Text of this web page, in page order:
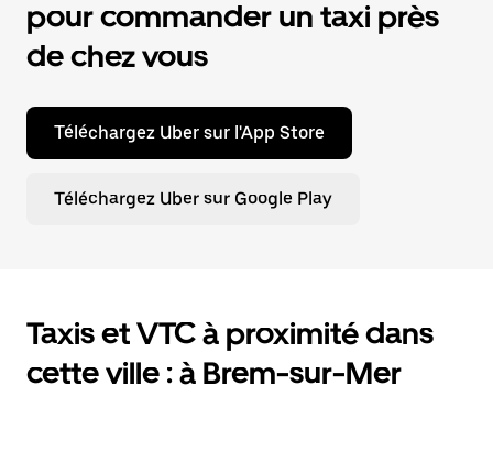
pour commander un taxi près
de chez vous
Téléchargez Uber sur l'App Store
Téléchargez Uber sur Google Play
Taxis et VTC à proximité dans
cette ville : à Brem-sur-Mer